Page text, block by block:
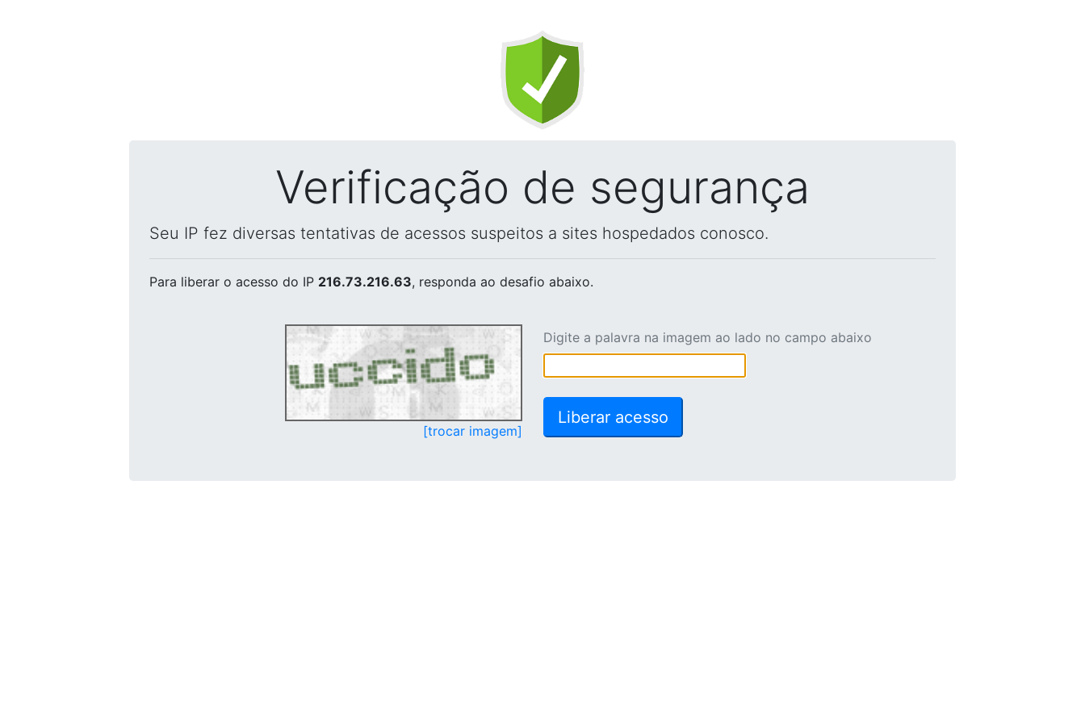
Verificação de segurança
Seu IP fez diversas tentativas de acessos suspeitos a sites hospedados conosco.
Para liberar o acesso do IP 216.73.216.63, responda ao desafio abaixo.
[trocar imagem]
Digite a palavra na imagem ao lado no campo abaixo